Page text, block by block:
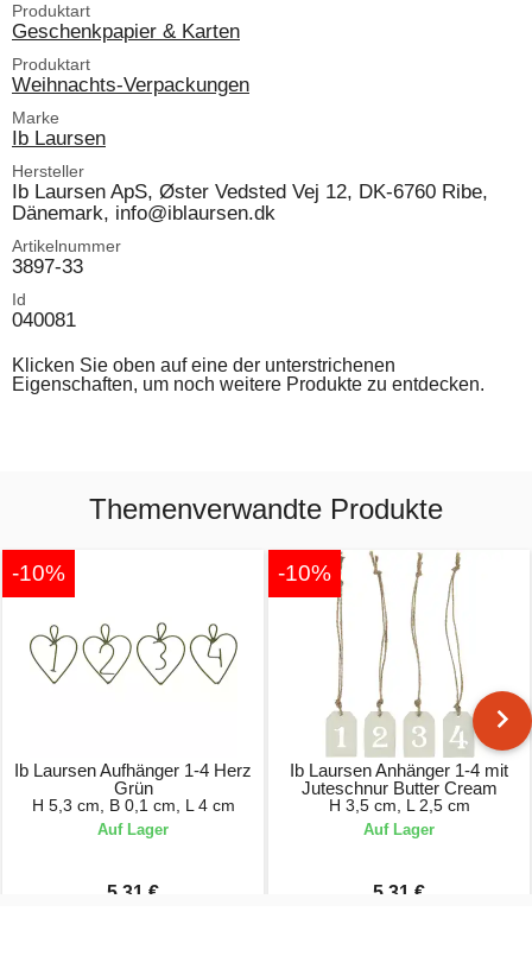
Produktart
Geschenkpapier & Karten
Produktart
Weihnachts-Verpackungen
Marke
Ib Laursen
Hersteller
Ib Laursen ApS, Øster Vedsted Vej 12, DK-6760 Ribe,
Dänemark, info@iblaursen.dk
Artikelnummer
3897-33
Id
040081
Klicken Sie oben auf eine der unterstrichenen
Eigenschaften, um noch weitere Produkte zu entdecken.
Themenverwandte Produkte
-10%
Ib Laursen Aufhänger 1-4 Herz
Grün
H 5,3 cm, B 0,1 cm, L 4 cm
Auf Lager
5,31 €
-10%
Ib Laursen Anhänger 1-4 mit
Juteschnur Butter Cream
H 3,5 cm, L 2,5 cm
Auf Lager
5,31 €